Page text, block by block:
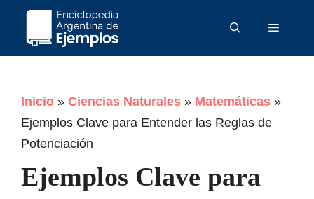
Saltar
Menú
Inicio » Ciencias Naturales » Matemáticas »
Ejemplos Clave para Entender las Reglas de
Potenciación
Ejemplos Clave para